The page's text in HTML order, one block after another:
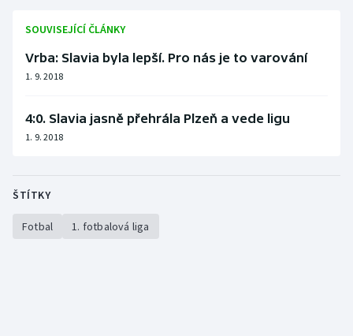
SOUVISEJÍCÍ ČLÁNKY
Vrba: Slavia byla lepší. Pro nás je to varování
1. 9. 2018
4:0. Slavia jasně přehrála Plzeň a vede ligu
1. 9. 2018
ŠTÍTKY
Fotbal 1. fotbalová liga